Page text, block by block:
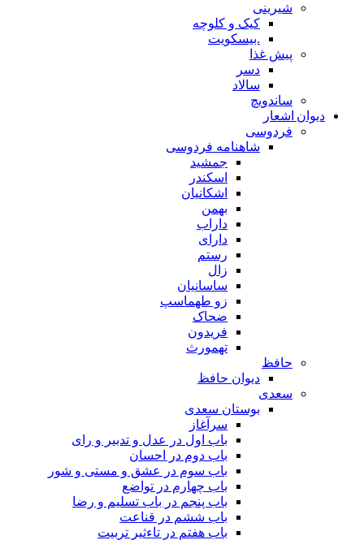
شیرینی
کیک و کلوچه
.بیسکویت
پیش غذا
دسر
سالاد
ساندویچ
دیوان اشعار
فردوسی
شاهنامه فردوسی
جمشید
اسکندر
اشکانیان
بهمن
داراب
دارای
رستم
زال
ساسانیان
زو طهماسپ‏
ضحاک
فریدون
تهمورث
حافظ
دیوان حافظ
سعدی
بوستان سعدی
سرآغاز
باب اول در عدل و تدبیر و رای
باب دوم در احسان
باب سوم در عشق و مستی و شور
باب چهارم در تواضع
باب پنجم در باب تسلیم و رضا
باب ششم در قناعت
باب هفتم در تاءثیر تربیت